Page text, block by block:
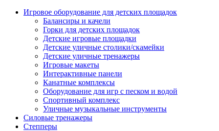
Игровое оборудование для детских площадок
Балансиры и качели
Горки для детских площадок
Детские игровые площадки
Детские уличные столики/скамейки
Детские уличные тренажеры
Игровые макеты
Интерактивные панели
Канатные комплексы
Оборудование для игр с песком и водой
Спортивный комплекс
Уличные музыкальные инструменты
Силовые тренажеры
Степперы